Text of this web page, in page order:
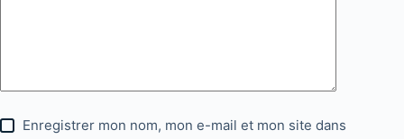
Enregistrer mon nom, mon e-mail et mon site dans